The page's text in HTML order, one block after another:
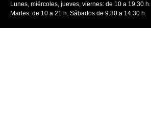
Lunes, miércoles, jueves, viernes: de 10 a 19.30 h.
Martes: de 10 a 21 h. Sábados de 9.30 a 14.30 h.